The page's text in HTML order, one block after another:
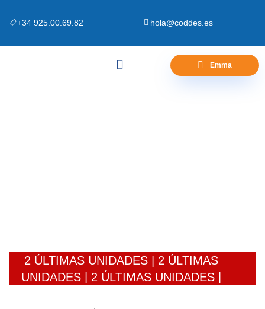
+34 925.00.69.82 hola@coddes.es
Emma
2 ÚLTIMAS UNIDADES | 2 ÚLTIMAS
UNIDADES | 2 ÚLTIMAS UNIDADES |